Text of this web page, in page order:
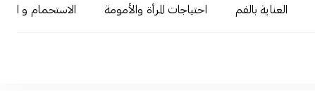
العناية بالفم احتياجات المرأة والأمومة الاستحمام و